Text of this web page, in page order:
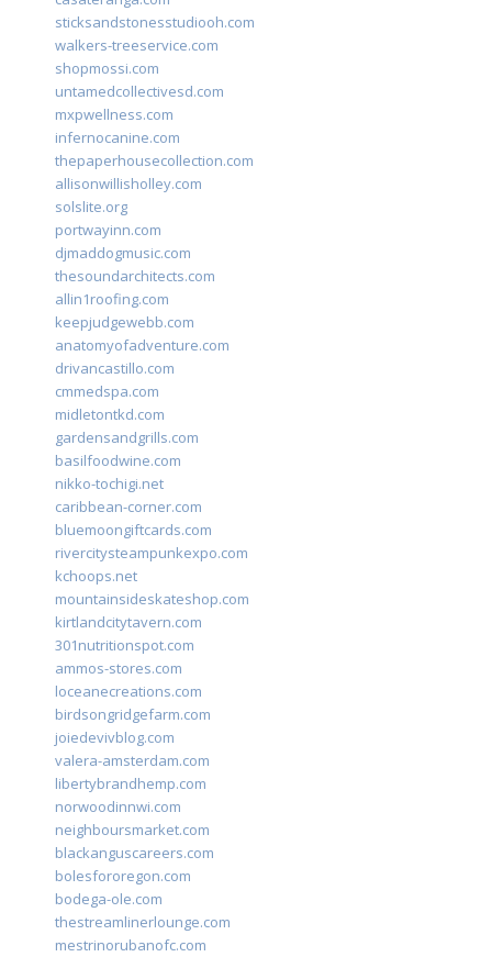
sticksandstonesstudiooh.com
walkers-treeservice.com
shopmossi.com
untamedcollectivesd.com
mxpwellness.com
infernocanine.com
thepaperhousecollection.com
allisonwillisholley.com
solslite.org
portwayinn.com
djmaddogmusic.com
thesoundarchitects.com
allin1roofing.com
keepjudgewebb.com
anatomyofadventure.com
drivancastillo.com
cmmedspa.com
midletontkd.com
gardensandgrills.com
basilfoodwine.com
nikko-tochigi.net
caribbean-corner.com
bluemoongiftcards.com
rivercitysteampunkexpo.com
kchoops.net
mountainsideskateshop.com
kirtlandcitytavern.com
301nutritionspot.com
ammos-stores.com
loceanecreations.com
birdsongridgefarm.com
joiedevivblog.com
valera-amsterdam.com
libertybrandhemp.com
norwoodinnwi.com
neighboursmarket.com
blackanguscareers.com
bolesfororegon.com
bodega-ole.com
thestreamlinerlounge.com
mestrinorubanofc.com